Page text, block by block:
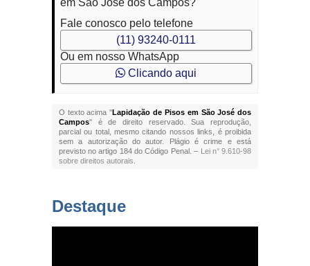
em São José dos Campos?
Fale conosco pelo telefone
(11) 93240-0111
Ou em nosso WhatsApp
Clicando aqui
O texto acima "Lapidação de Pisos em São José dos
Campos" é de direito reservado. Sua reprodução,
parcial ou total, mesmo citando nossos links, é proibida
sem a autorização do autor. Plágio é crime e está
previsto no artigo 184 do Código Penal. – Lei n° 9.610-98
sobre direitos autorais
Destaque